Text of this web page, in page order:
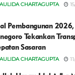
CHARTAGUPTA
Pembangunan
Tekankan
Sasaran
CHARTAGUPTA